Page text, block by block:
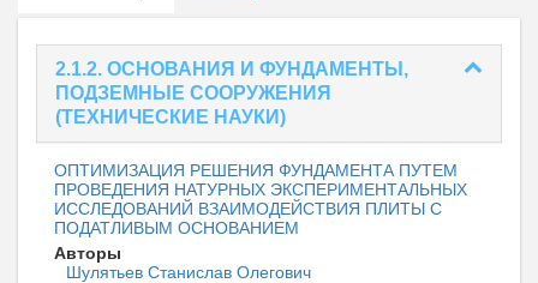
2.1.2. ОСНОВАНИЯ И ФУНДАМЕНТЫ,
ПОДЗЕМНЫЕ СООРУЖЕНИЯ
(ТЕХНИЧЕСКИЕ НАУКИ)
ОПТИМИЗАЦИЯ РЕШЕНИЯ ФУНДАМЕНТА ПУТЕМ
ПРОВЕДЕНИЯ НАТУРНЫХ ЭКСПЕРИМЕНТАЛЬНЫХ
ИССЛЕДОВАНИЙ ВЗАИМОДЕЙСТВИЯ ПЛИТЫ С
ПОДАТЛИВЫМ ОСНОВАНИЕМ
Авторы
Шулятьев Станислав Олегович